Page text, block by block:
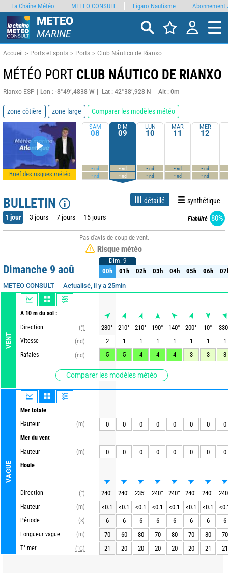
METEO
MARINE
Accueil Ports et spots Ports Club Náutico de Rianxo
MÉTÉO PORT CLUB NÁUTICO DE RIANXO
Rianxo ESP Lon : -8°49’,4838 W Lat : 42°38’,928 N Alt : 0m
zone côtière zone large Comparer les modèles météo
Brief des risques météo
SAM
08
-
-nd
-nd
DIM
09
-
-nd
-nd
LUN
10
-
-nd
-nd
MAR
11
-
-nd
-nd
MER
12
-
-nd
-nd
BULLETIN détaillé synthétique
1 jour 3 jours 7 jours 15 jours Fiabilité 80%
Pas d'avis de coup de vent.
Risque météo
Dimanche 9 aoû
METEO CONSULT Actualisé, il y a 25min
VENT
A 10 m du sol :
Direction
(°)
Vitesse
(nd)
Rafales
(nd)
Comparer les modèles météo
VAGUE
Mer totale
Hauteur
(m)
Mer du vent
Hauteur
(m)
Houle
Direction
(°)
Hauteur
(m)
Période
(s)
Longueur vague
(m)
T° mer
(°C)
Dim. 9
00h 01h 02h 03h 04h 05h 06h
Dim. 9
00h 01h 02h 03h 04h 05h 06h
230° 210° 210° 190° 140° 200° 10°
330
2
1 1 1 1 1 1
1
5
5 4 4 4 3 3 3
0 0 0 0 0 0 0 0
0 0 0 0 0 0 0 0
240° 240° 235° 240° 240° 240° 240°
240
<0.1
<0.1 <0.1 <0.1 <0.1 <0.1 <0.1
6
6 6 6 6 6 6
6
70
60 80 70 80 70 80
70
21
20 20 20 20 20 21 21
La Chaîne Météo METEO CONSULT Figaro Nautisme Abonnement